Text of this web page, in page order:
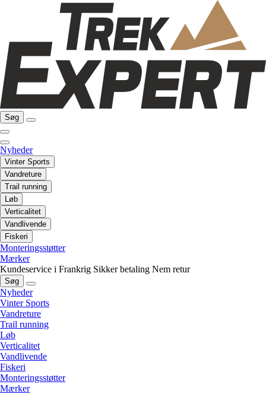
Søg
Nyheder
Vinter Sports
Vandreture
Trail running
Løb
Verticalitet
Vandlivende
Fiskeri
Monteringsstøtter
Mærker
Kundeservice i Frankrig Sikker betaling Nem retur
Søg
Nyheder
Vinter Sports
Vandreture
Trail running
Løb
Verticalitet
Vandlivende
Fiskeri
Monteringsstøtter
Mærker